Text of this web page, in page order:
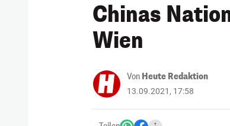
Chinas
Wien
Von Heute Redaktion
13.09.2021, 17:58